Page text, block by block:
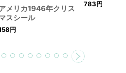
メリカ1946年クリス
スシール
円
783円